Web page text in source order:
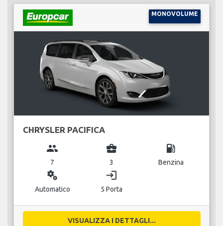
MONOVOLUME
CHRYSLER PACIFICA
group
7
business_center
3
local_gas_station
Benzina
miscellaneous_services
Automatico
login
5 Porta
VISUALIZZA I DETTAGLI...